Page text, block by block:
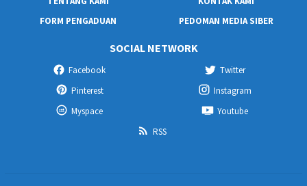
FORM PENGADUAN
PEDOMAN MEDIA SIBER
SOCIAL NETWORK
Facebook
Twitter
Pinterest
Instagram
Myspace
Youtube
RSS